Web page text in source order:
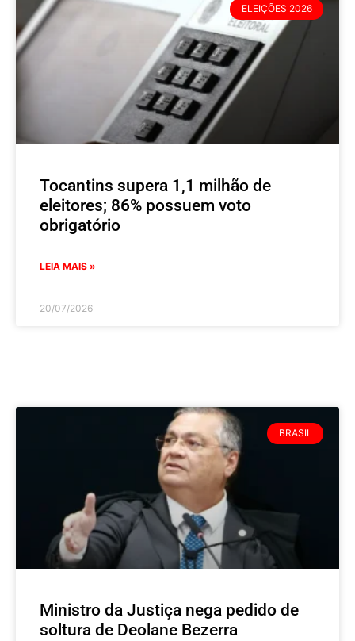
ELEIÇÕES 2026
Tocantins supera 1,1 milhão de
eleitores; 86% possuem voto
obrigatório
LEIA MAIS »
20/07/2026
BRASIL
Ministro da Justiça nega pedido de
soltura de Deolane Bezerra